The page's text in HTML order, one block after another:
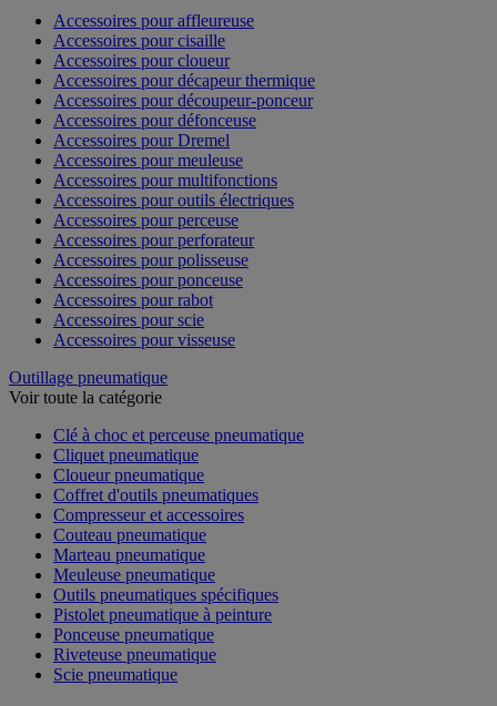
Accessoires pour affleureuse
Accessoires pour cisaille
Accessoires pour cloueur
Accessoires pour décapeur thermique
Accessoires pour découpeur-ponceur
Accessoires pour défonceuse
Accessoires pour Dremel
Accessoires pour meuleuse
Accessoires pour multifonctions
Accessoires pour outils électriques
Accessoires pour perceuse
Accessoires pour perforateur
Accessoires pour polisseuse
Accessoires pour ponceuse
Accessoires pour rabot
Accessoires pour scie
Accessoires pour visseuse
Outillage pneumatique
Voir toute la catégorie
Clé à choc et perceuse pneumatique
Cliquet pneumatique
Cloueur pneumatique
Coffret d'outils pneumatiques
Compresseur et accessoires
Couteau pneumatique
Marteau pneumatique
Meuleuse pneumatique
Outils pneumatiques spécifiques
Pistolet pneumatique à peinture
Ponceuse pneumatique
Riveteuse pneumatique
Scie pneumatique